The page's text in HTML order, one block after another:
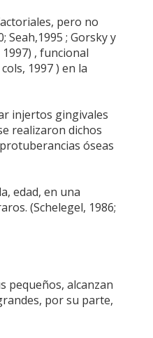
pero no
Seah,1995 ; Gorsky y
, funcional
1997 ) en la
injertos gingivales
realizaron dichos
óseas
edad, en una
(Schelegel, 1986;
pequeños, alcanzan
por su parte,